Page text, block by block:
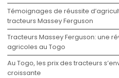
Témoignages de réussite
tracteurs Massey Ferguson
Tracteurs Massey Ferguson: une
agricoles au Togo
Au Togo, les prix des tracteurs
croissante